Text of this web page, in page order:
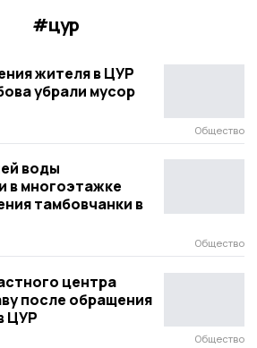
#цур
жителя в ЦУР
убрали мусор
Общество
воды
в многоэтажке
тамбовчанки в
Общество
центра
после обращения
ЦУР
Общество